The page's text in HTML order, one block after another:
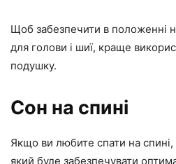
Щоб забезпечити в положенні
для голови і шиї, краще
подушку.
Сон на спині
Якщо ви любите спати на
який буде забезпечувати